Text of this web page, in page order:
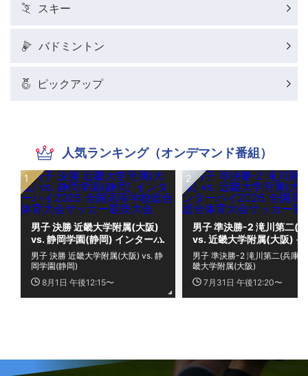
スキー
バドミントン
ピックアップ
人気ランキング（オンデマンド番組）
男子 決勝 近畿大学附属(大阪)
vs. 静岡学園(静岡) インターハ
イ2026 全国高等学校総合体
育大会サッカー競技大会
8月1日 午後12:15〜
男子 決勝 近畿大学附属(大阪) vs. 静
岡学園(静岡)
男子 準決勝-2 滝川第二(
vs. 近畿大学附属(大阪) イ
ーハイ2026 全国高等学
合体育大会サッカー競技
7月31日 午後12:20〜
男子 準決勝-2 滝川第二(兵庫)
畿大学附属(大阪)